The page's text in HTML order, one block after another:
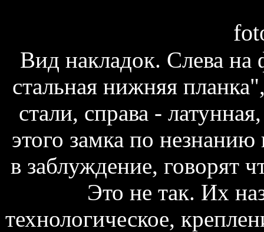
Вид накладок. Слева на
стальная нижняя
стали, справа -
этого замка по
в заблуждение, говорят
Это не так. Их
технологическое,